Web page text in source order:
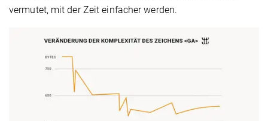
vermutet, mit der Zeit einfacher werden.